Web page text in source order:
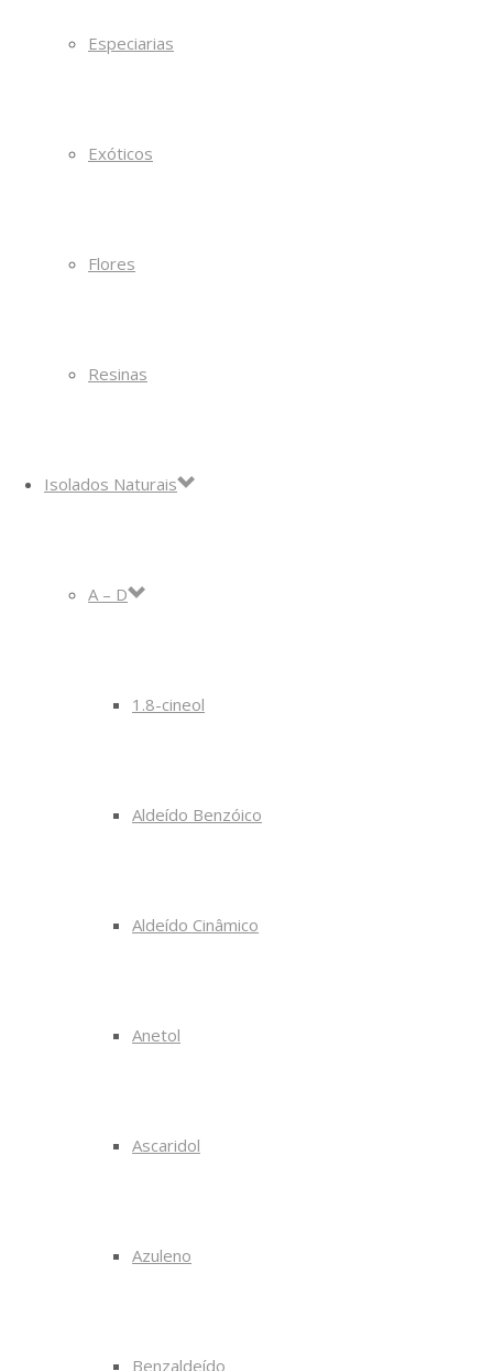
Especiarias
Exóticos
Flores
Resinas
Isolados Naturais
A – D
1.8-cineol
Aldeído Benzóico
Aldeído Cinâmico
Anetol
Ascaridol
Azuleno
Benzaldeído